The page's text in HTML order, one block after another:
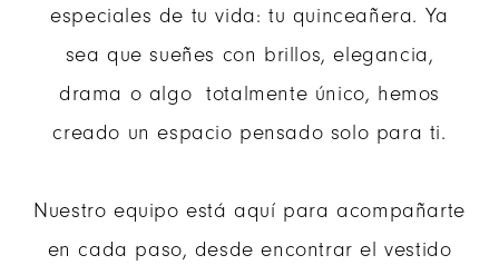
especiales de tu vida: tu quinceañera. Ya
sea que sueñes con brillos, elegancia,
drama o algo totalmente único, hemos
creado un espacio pensado solo para ti.
Nuestro equipo está aquí para acompañarte
en cada paso, desde encontrar el vestido